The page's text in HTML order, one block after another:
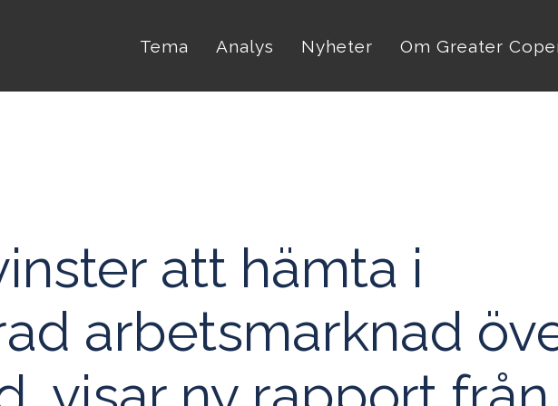
Tema Analys Nyheter Om Greater
att hämta i
arbetsmarknad